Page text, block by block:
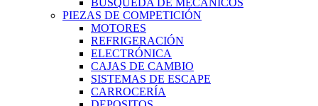
BÚSQUEDA DE MECÁNICOS
PIEZAS DE COMPETICIÓN
MOTORES
REFRIGERACIÓN
ELECTRÓNICA
CAJAS DE CAMBIO
SISTEMAS DE ESCAPE
CARROCERÍA